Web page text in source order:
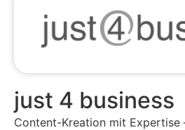
just 4 business
Content-Kreation mit Expertise